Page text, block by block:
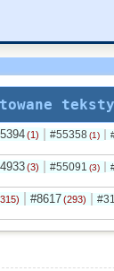
teksty
(1) #55358 (1)
(3) #55091 (3)
#8617 (293)